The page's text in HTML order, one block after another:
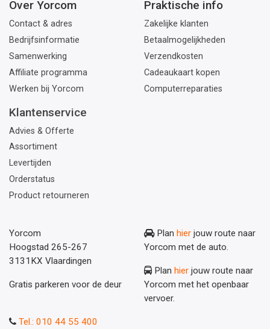
Over Yorcom
Contact & adres
Bedrijfsinformatie
Samenwerking
Affiliate programma
Werken bij Yorcom
Praktische info
Zakelijke klanten
Betaalmogelijkheden
Verzendkosten
Cadeaukaart kopen
Computerreparaties
Klantenservice
Advies & Offerte
Assortiment
Levertijden
Orderstatus
Product retourneren
Yorcom
Hoogstad 265-267
3131KX Vlaardingen
Gratis parkeren voor de deur
Plan hier jouw route naar
Yorcom met de auto.
Plan hier jouw route naar
Yorcom met het openbaar
vervoer.
Tel.: 010 44 55 400